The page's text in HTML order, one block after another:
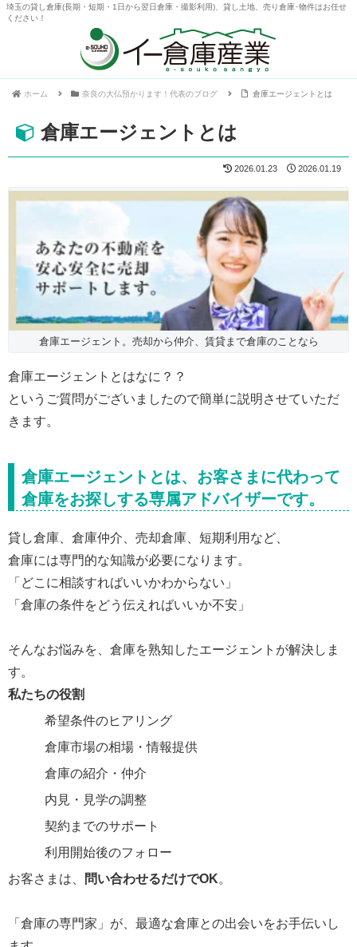
埼玉の貸し倉庫(長期・短期・1日から翌日倉庫・撮影利用)、貸し土地、売り倉庫･物件はお任せ
ください！
ホーム 奈良の大仏預かります！代表のブログ 倉庫エージェントとは
倉庫エージェントとは
2026.01.19
2026.01.23
倉庫エージェント。売却から仲介、賃貸まで倉庫のことなら
倉庫エージェントとはなに？？
というご質問がございましたので簡単に説明させていただ
きます。
倉庫エージェントとは、お客さまに代わって
倉庫をお探しする専属アドバイザーです。
貸し倉庫、倉庫仲介、売却倉庫、短期利用など、
倉庫には専門的な知識が必要になります。
「どこに相談すればいいかわからない」
「倉庫の条件をどう伝えればいいか不安」
そんなお悩みを、倉庫を熟知したエージェントが解決しま
す。
私たちの役割
希望条件のヒアリング
倉庫市場の相場・情報提供
倉庫の紹介・仲介
内見・見学の調整
契約までのサポート
利用開始後のフォロー
お客さまは、
問い合わせるだけでOK。
「倉庫の専門家」が、最適な倉庫との出会いをお手伝いし